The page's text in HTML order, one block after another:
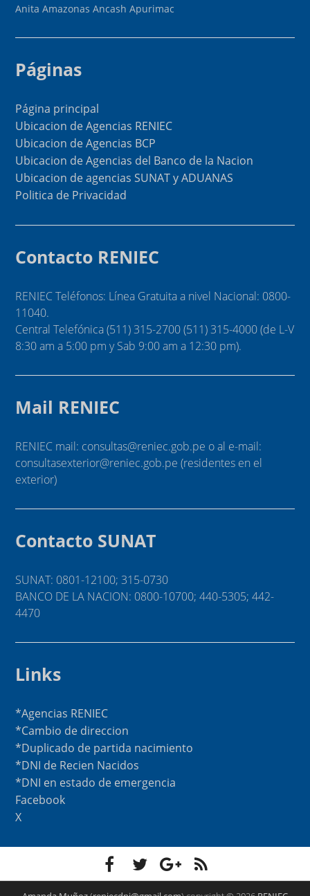
Anita Amazonas Ancash Apurimac
Páginas
Página principal
Ubicacion de Agencias RENIEC
Ubicacion de Agencias BCP
Ubicacion de Agencias del Banco de la Nacion
Ubicacion de agencias SUNAT y ADUANAS
Politica de Privacidad
Contacto RENIEC
RENIEC Teléfonos: Línea Gratuita a nivel Nacional: 0800-
11040.
Central Telefónica (511) 315-2700 (511) 315-4000 (de L-V
8:30 am a 5:00 pm y Sab 9:00 am a 12:30 pm).
Mail RENIEC
RENIEC mail: consultas@reniec.gob.pe o al e-mail:
consultasexterior@reniec.gob.pe (residentes en el
exterior)
Contacto SUNAT
SUNAT: 0801-12100; 315-0730
BANCO DE LA NACION: 0800-10700; 440-5305; 442-
4470
Links
*Agencias RENIEC
*Cambio de direccion
*Duplicado de partida nacimiento
*DNI de Recien Nacidos
*DNI en estado de emergencia
Facebook
X
c i
G
o e